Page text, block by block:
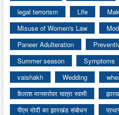
legal terrorism
Life
Misuse of Women's Law
Paneer Adulteration
Summer season
Symptoms
vaishakh
Wedding
कैलाश मानसरोवर यात्रा स्वामी
पीएम मोदी का झारखंड संबोधन